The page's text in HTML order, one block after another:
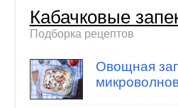
Кабачковые
Подборка рецептов
Овощная